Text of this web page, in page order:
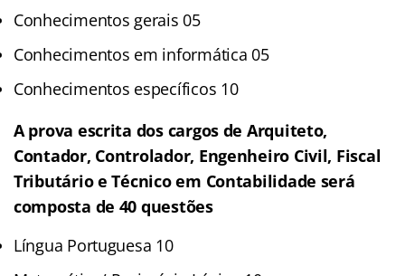
Conhecimentos gerais 05
Conhecimentos em informática 05
Conhecimentos específicos 10
A prova escrita dos cargos de Arquiteto,
Contador, Controlador, Engenheiro Civil, Fiscal
Tributário e Técnico em Contabilidade será
composta de 40 questões
Língua Portuguesa 10